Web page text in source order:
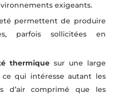
exigeants.
permettent de produire
parfois sollicitées en
thermiquesur une large
qui intéresse autant les
d’air comprimé que les